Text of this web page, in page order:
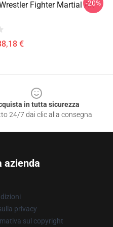
Fighter Martial Art
€
-20%
in tutta sicurezza
24/7 dai clic alla consegna
azienda
privacy
sul copyright